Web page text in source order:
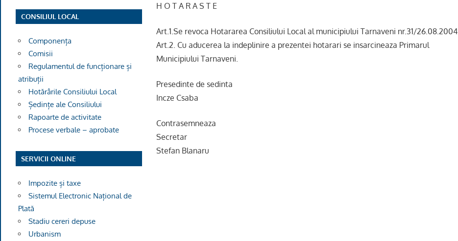
H O T A R A S T E
Art.1.Se revoca Hotararea Consiliului Local al municipiului Tarnaveni nr.31/26.08.2004.
Art.2. Cu aducerea la indeplinire a prezentei hotarari se insarcineaza Primarul
Municipiului Tarnaveni.
Presedinte de sedinta
Incze Csaba
Contrasemneaza
Secretar
Stefan Blanaru
CONSILIUL LOCAL
Componența
Comisii
Regulamentul de funcționare și
atribuții
Hotărârile Consiliului Local
Ședințe ale Consiliului
Rapoarte de activitate
Procese verbale – aprobate
SERVICII ONLINE
Impozite și taxe
Sistemul Electronic Național de
Plată
Stadiu cereri depuse
Urbanism